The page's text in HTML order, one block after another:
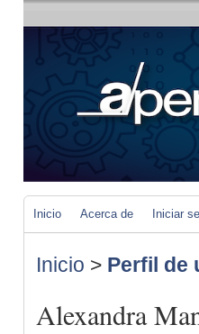
Inicio Acerca de Iniciar
Inicio > Perfil de
Alexandra